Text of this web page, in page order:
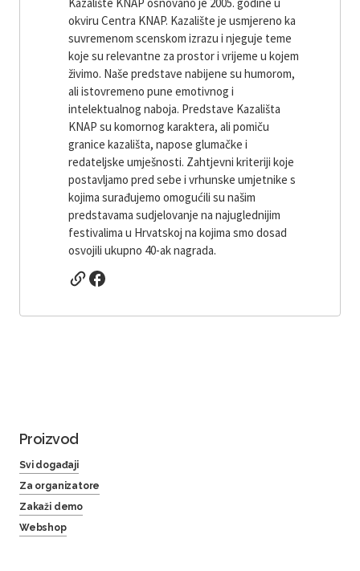
okviru Centra KNAP. Kazalište je usmjereno ka
suvremenom scenskom izrazu i njeguje teme
koje su relevantne za prostor i vrijeme u kojem
živimo. Naše predstave nabijene su humorom,
ali istovremeno pune emotivnog i
intelektualnog naboja. Predstave Kazališta
KNAP su komornog karaktera, ali pomiču
granice kazališta, napose glumačke i
redateljske umješnosti. Zahtjevni kriteriji koje
postavljamo pred sebe i vrhunske umjetnike s
kojima surađujemo omogućili su našim
predstavama sudjelovanje na najuglednijim
festivalima u Hrvatskoj na kojima smo dosad
osvojili ukupno 40-ak nagrada.
Proizvod
Svi događaji
Za organizatore
Zakaži demo
Webshop